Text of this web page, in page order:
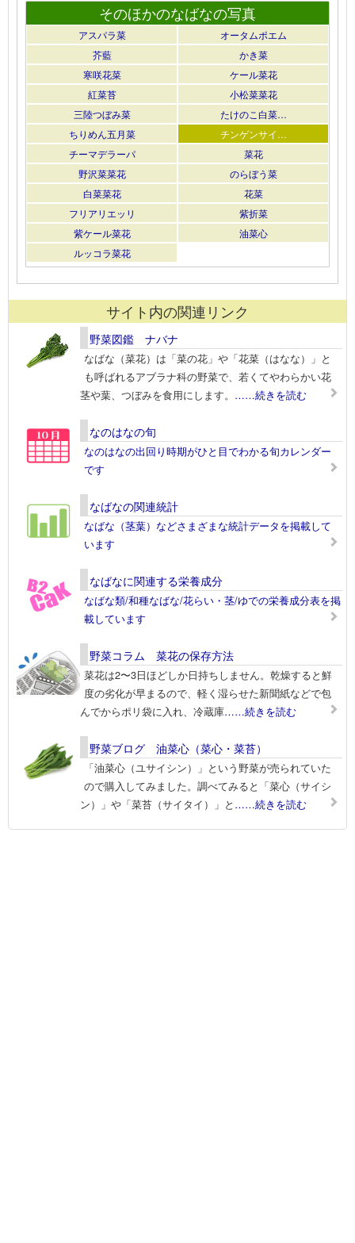
そのほかのなばなの写真
アスパラ菜
オータムポエム
芥藍
かき菜
寒咲花菜
ケール菜花
紅菜苔
小松菜菜花
三陸つぼみ菜
たけのこ白菜…
ちりめん五月菜
チンゲンサイ…
チーマデラーパ
菜花
野沢菜菜花
のらぼう菜
白菜菜花
花菜
フリアリエッリ
紫折菜
紫ケール菜花
油菜心
ルッコラ菜花
サイト内の関連リンク
野菜図鑑 ナバナ
なばな（菜花）は「菜の花」や「花菜（はなな）」と
も呼ばれるアブラナ科の野菜で、若くてやわらかい花
茎や葉、つぼみを食用にします。 ……続きを読む
なのはなの旬
なのはなの出回り時期がひと目でわかる旬カレンダー
です
なばなの関連統計
なばな（茎葉）などさまざまな統計データを掲載して
います
なばなに関連する栄養成分
なばな類/和種なばな/花らい・茎/ゆでの栄養成分表を掲
載しています
野菜コラム 菜花の保存方法
菜花は2〜3日ほどしか日持ちしません。乾燥すると鮮
度の劣化が早まるので、軽く湿らせた新聞紙などで包
んでからポリ袋に入れ、冷蔵庫……続きを読む
野菜ブログ 油菜心（菜心・菜苔）
「油菜心（ユサイシン）」という野菜が売られていた
ので購入してみました。調べてみると「菜心（サイシ
ン）」や「菜苔（サイタイ）」と ……続きを読む